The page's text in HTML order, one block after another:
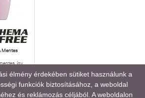
Mentes
így
az allergiás
-
élmény érdekében sütiket használunk a
funkciók biztosításához, a weboldal
és reklámozás céljából. A weboldalon